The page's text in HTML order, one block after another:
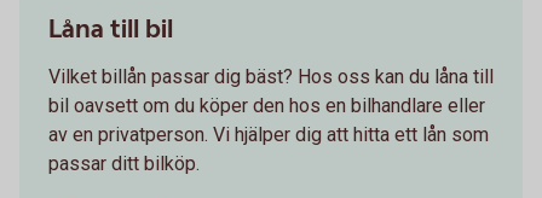
Låna till bil
Vilket billån passar dig bäst? Hos oss kan du låna till
bil oavsett om du köper den hos en bilhandlare eller
av en privatperson. Vi hjälper dig att hitta ett lån som
passar ditt bilköp.